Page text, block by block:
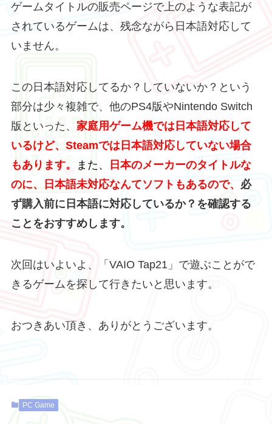
ゲームタイトルの販売ページで上のような表記が
されているゲームは、残念ながら日本語対応して
いません。
この日本語対応してるか？していないか？という
部分は少々複雑で、他のPS4版やNintendo Switch
版といった、 家庭用ゲーム機では日本語対応して
いるけど、Steamでは日本語対応していない場合
もあります。
また、
日本のメーカーのタイトルな
のに、日本語未対応なんてソフトもあるので、 必
ず購入前に日本語に対応しているか？を確認する
ことをおすすめします。
次回はいよいよ、「VAIO Tap21」で遊ぶことがで
きるゲームを探して行きたいと思います。
おつきあい頂き、ありがとうございます。
PC Game